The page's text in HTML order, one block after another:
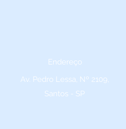
Endereço
Av. Pedro Lessa, Nº 2109,
Santos - SP